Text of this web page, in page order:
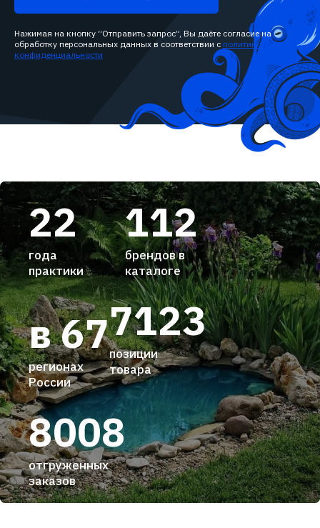
Нажимая на кнопку “Отправить запрос”, Вы даёте согласие на
обработку персональных данных в соответствии с политикой
конфиденциальности
22
года
практики
112
брендов в
каталоге
7123
позиции
товара
8008
отгруженных
заказов
в 67
регионах
России